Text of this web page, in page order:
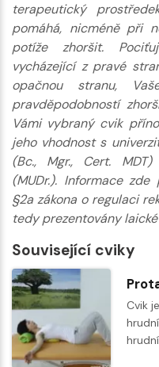
terapeutický
pomáhá, nicméně při
potíže zhoršit.
vycházející z pravé
opačnou stranu,
pravděpodobností
Vámi vybraný cvik
jeho vhodnost s
(Bc., Mgr., Cert.
(MUDr.). Informace
§2a zákona o regulaci
tedy prezentovány
Související cviky
Cvik